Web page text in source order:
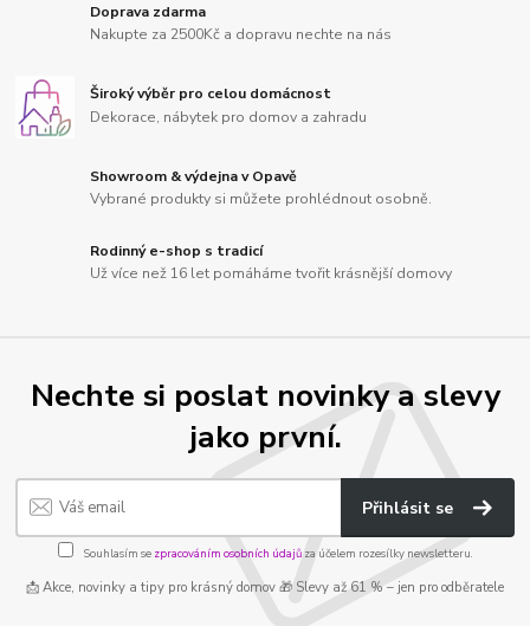
Doprava zdarma
Nakupte za 2500Kč a dopravu nechte na nás
Široký výběr pro celou domácnost
Dekorace, nábytek pro domov a zahradu
Showroom & výdejna v Opavě
Vybrané produkty si můžete prohlédnout osobně.
Rodinný e-shop s tradicí
Už více než 16 let pomáháme tvořit krásnější domovy
Nechte si poslat novinky a slevy
jako první.
Přihlásit se
Souhlasím se zpracováním osobních údajůza účelem rozesílky newsletteru.
📩 Akce, novinky a tipy pro krásný domov 🎁 Slevy až 61 % – jen pro odběratele